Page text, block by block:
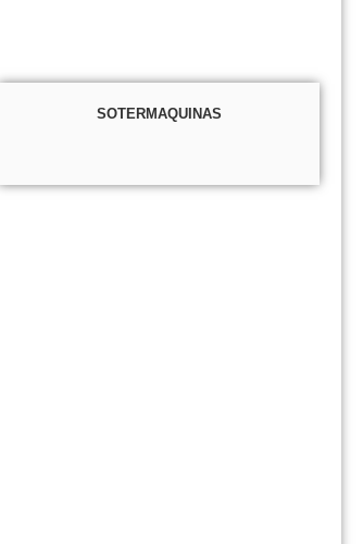
SOTERMAQUINAS